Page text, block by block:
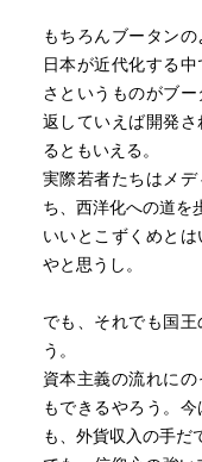
もちろんブータン
日本が近代化する
さというものがブ
返していえば開発
るともいえる。
実際若者たちはメ
ち、西洋化への道を
いいとこずくめと
やと思うし。
でも、それでも国
う。
資本主義の流れに
もできるやろう。
も、外貨収入の手だ